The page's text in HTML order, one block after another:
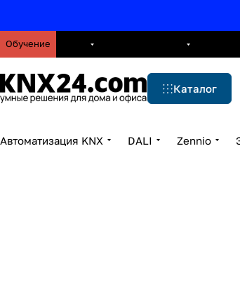
Обучение
Каталог
Автоматизация KNX DALI Zennio